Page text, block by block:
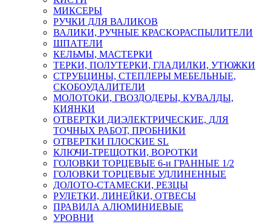
МИКСЕРЫ
РУЧКИ ДЛЯ ВАЛИКОВ
ВАЛИКИ, РУЧНЫЕ КРАСКОРАСПЫЛИТЕЛИ
ШПАТЕЛИ
КЕЛЬМЫ, МАСТЕРКИ
ТЕРКИ, ПОЛУТЕРКИ, ГЛАДИЛКИ, УТЮЖКИ
СТРУБЦИНЫ, СТЕПЛЕРЫ МЕБЕЛЬНЫЕ,
СКОБОУДАЛИТЕЛИ
МОЛОТОКИ, ГВОЗДОДЕРЫ, КУВАЛДЫ,
КИЯНКИ
ОТВЕРТКИ ДИЭЛЕКТРИЧЕСКИЕ, ДЛЯ
ТОЧНЫХ РАБОТ, ПРОБНИКИ
ОТВЕРТКИ ПЛОСКИЕ SL
КЛЮЧИ-ТРЕЩОТКИ, ВОРОТКИ
ГОЛОВКИ ТОРЦЕВЫЕ 6-и ГРАННЫЕ 1/2
ГОЛОВКИ ТОРЦЕВЫЕ УДЛИНЕННЫЕ
ДОЛОТО-СТАМЕСКИ, РЕЗЦЫ
РУЛЕТКИ, ЛИНЕЙКИ, ОТВЕСЫ
ПРАВИЛА АЛЮМИНИЕВЫЕ
УРОВНИ